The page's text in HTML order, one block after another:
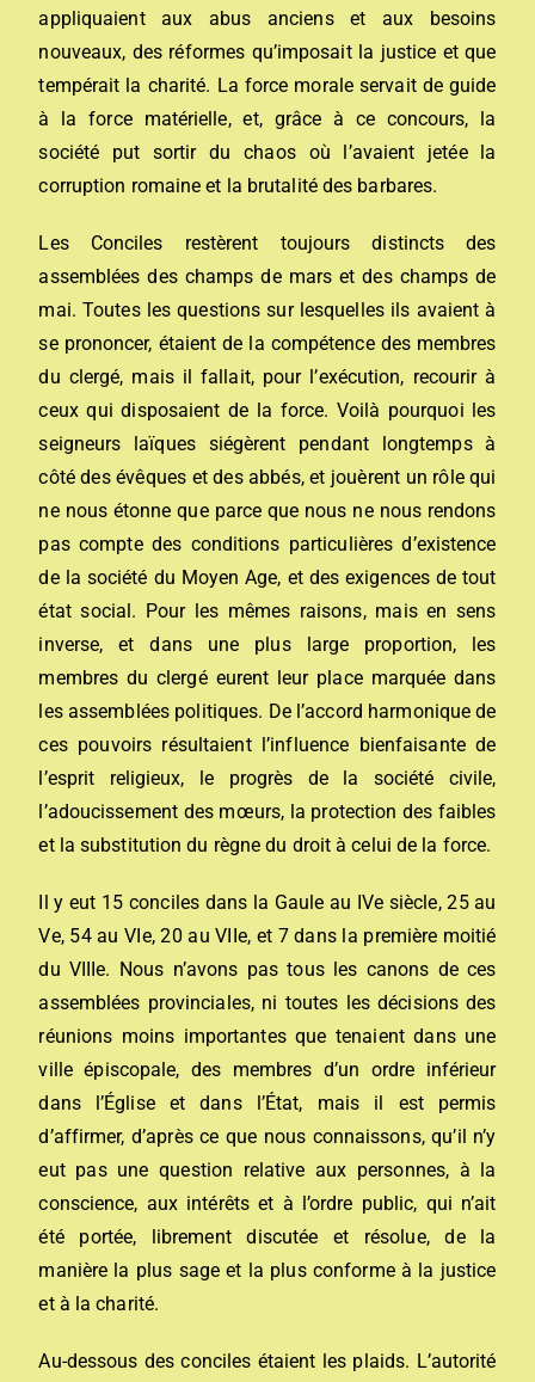
appliquaient aux abus anciens et aux besoins
nouveaux, des réformes qu’imposait la justice et que
tempérait la charité. La force morale servait de guide
à la force matérielle, et, grâce à ce concours, la
société put sortir du chaos où l’avaient jetée la
corruption romaine et la brutalité des barbares.
Les Conciles restèrent toujours distincts des
assemblées des champs de mars et des champs de
mai. Toutes les questions sur lesquelles ils avaient à
se prononcer, étaient de la compétence des membres
du clergé, mais il fallait, pour l’exécution, recourir à
ceux qui disposaient de la force. Voilà pourquoi les
seigneurs laïques siégèrent pendant longtemps à
côté des évêques et des abbés, et jouèrent un rôle qui
ne nous étonne que parce que nous ne nous rendons
pas compte des conditions particulières d’existence
de la société du Moyen Age, et des exigences de tout
état social. Pour les mêmes raisons, mais en sens
inverse, et dans une plus large proportion, les
membres du clergé eurent leur place marquée dans
les assemblées politiques. De l’accord harmonique de
ces pouvoirs résultaient l’influence bienfaisante de
l’esprit religieux, le progrès de la société civile,
l’adoucissement des mœurs, la protection des faibles
et la substitution du règne du droit à celui de la force.
Il y eut 15 conciles dans la Gaule au IVe siècle, 25 au
Ve, 54 au VIe, 20 au VIIe, et 7 dans la première moitié
du VIIIe. Nous n’avons pas tous les canons de ces
assemblées provinciales, ni toutes les décisions des
réunions moins importantes que tenaient dans une
ville épiscopale, des membres d’un ordre inférieur
dans l’Église et dans l’État, mais il est permis
d’affirmer, d’après ce que nous connaissons, qu’il n’y
eut pas une question relative aux personnes, à la
conscience, aux intérêts et à l’ordre public, qui n’ait
été portée, librement discutée et résolue, de la
manière la plus sage et la plus conforme à la justice
et à la charité.
Au-dessous des conciles étaient les plaids. L’autorité